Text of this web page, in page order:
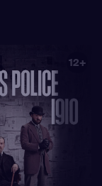
12+